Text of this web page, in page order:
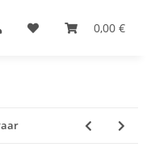
0,00 €